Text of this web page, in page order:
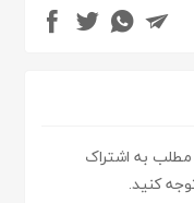
مطلب به اشتراک
کنید.